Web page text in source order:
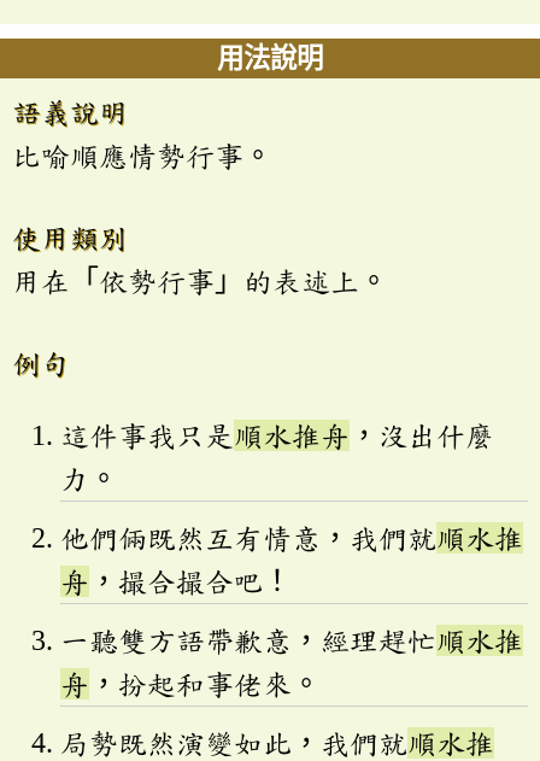
用法說明
語義說明
比喻順應情勢行事。
使用類別
用在「依勢行事」的表述上。
例句
這件事我只是 順水推舟 ，沒出什麼
力。
他們倆既然互有情意，我們就順水推
舟 ，撮合撮合吧！
一聽雙方語帶歉意，經理趕忙順水推
舟 ，扮起和事佬來。
局勢既然演變如此，我們就順水推